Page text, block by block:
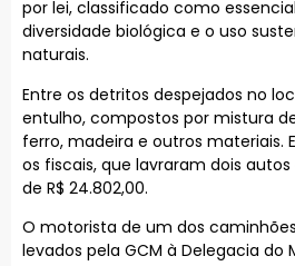
por lei, classificado como
diversidade biológica e o uso
naturais.
Entre os detritos despejados no
entulho, compostos por mistura
ferro, madeira e outros materiais.
os fiscais, que lavraram dois
de R$ 24.802,00.
O motorista de um dos
levados pela GCM à Delegacia do